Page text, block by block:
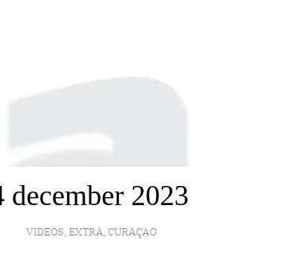
december 2023
VIDEOS,EXTRÁ,CURAÇAO